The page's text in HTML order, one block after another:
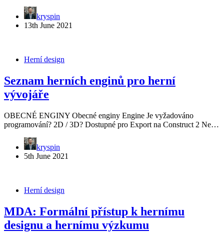
kryspin
13th June 2021
Herní design
Seznam herních enginů pro herní
vývojáře
OBECNÉ ENGINY Obecné enginy Engine Je vyžadováno
programování? 2D / 3D? Dostupné pro Export na Construct 2 Ne…
kryspin
5th June 2021
Herní design
MDA: Formální přístup k hernímu
designu a hernímu výzkumu